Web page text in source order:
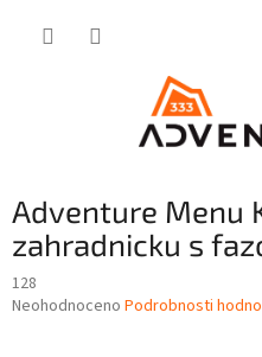
Adventure Menu
zahradnicku s
128
Průměrné
Neohodnoceno Podrobnosti